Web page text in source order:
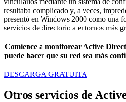
resultaba complicado y, a veces,
presentó en Windows 2000 como una
servicios de directorio a entornos más
Comience a monitorear Active
puede hacer que su red sea más
DESCARGA GRATUITA
Otros servicios de